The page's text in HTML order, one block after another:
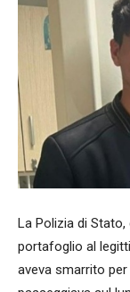
La Polizia di
portafoglio al
aveva smarrito